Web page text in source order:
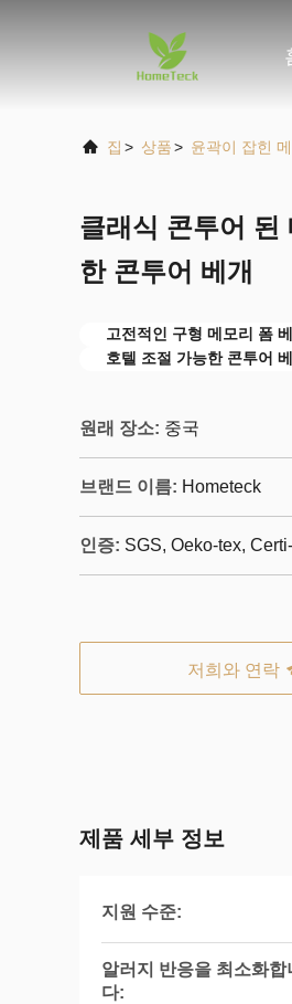
집 > 상품> 윤곽이 잡힌
클래식 콘투어 된
한 콘투어 베개
고전적인 구형 메모리 폼
호텔 조절 가능한 콘투어
원래 장소: 중국
브랜드 이름: Hometeck
인증: SGS, Oeko-tex,
저희와 연락
제품 세부 정보
지원 수준:
알러지 반응을 최소화합
다: